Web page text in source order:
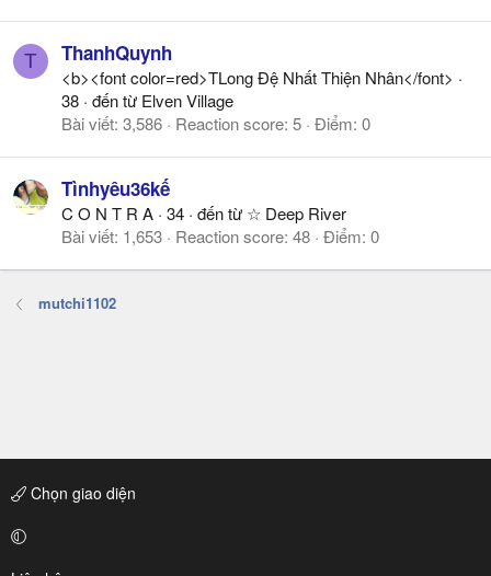
T ThanhQuynh
<b><font color=red>TLong Đệ Nhất Thiện Nhân</font> ·
38 · đến từ Elven Village
Bài viết 3,586 Reaction score 5 Điểm 0
Tìnhyêu36kế
C O N T R A · 34 · đến từ ☆ Deep River
Bài viết 1,653 Reaction score 48 Điểm 0
mutchi1102
Chọn giao diện